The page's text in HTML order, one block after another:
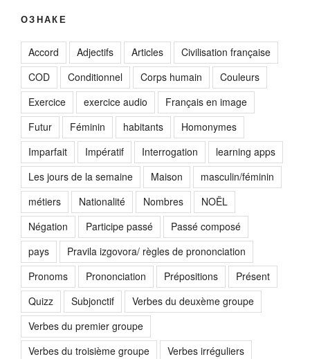
ОЗНАКЕ
Accord Adjectifs Articles
Civilisation française
COD
Conditionnel Corps humain
Couleurs
Exercice
exercice audio
Français en image
Futur
Féminin habitants
Homonymes
Imparfait
Impératif Interrogation
learning apps
Les jours de la semaine
Maison
masculin/féminin
métiers
Nationalité Nombres
NOËL
Négation
Participe passé
Passé composé
pays
Pravila izgovora/ règles de prononciation
Pronoms
Prononciation Prépositions
Présent
Quizz
Subjonctif
Verbes du deuxème groupe
Verbes du premier groupe
Verbes du troisième groupe
Verbes irréguliers